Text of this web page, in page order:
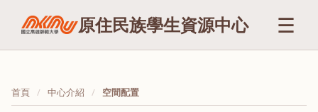
原住民族學生資源中心 ☰
首頁 中心介紹 空間配置